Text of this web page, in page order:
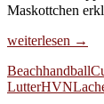
Maskottchen
Männliche
Jugend
in
weiterlesen →
Beachhandball
LutterHVN